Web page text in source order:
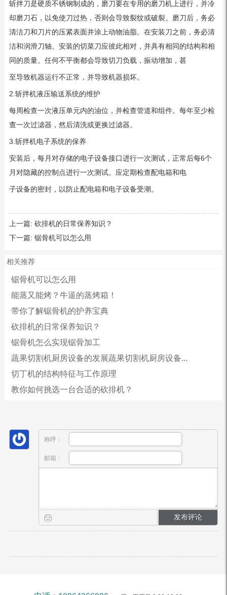
斩拌刀是硬质不锈钢制成的，磨刀要在专用的磨刀机上进行，并冷
却磨刀石，以免使刀过热，否则会导致裂纹或破裂。磨刀后，务必
清洁刀和刀片的压紧表面并涂上动物油脂。在安装刀之前，务必清
洁和润滑刀轴。安装的切菜刀应彼此相对，并具有相同的结构和相
同的质量。任何不平衡都会导致切刀负载，振动增加，甚
至导致机器运行不正常，并导致机器损坏。
2.斩拌机液压输送系统的维护
每周检查一次液压单元内的油位，并检查管道和组件。每年至少检
查一次过滤器，然后清洗或更换过滤器。
3.斩拌机电子系统的保养
安装后，每月对存储的电子设备接口进行一次测试，正常后每6个
月对隐藏的控制点进行一次测试。应定期检查配电箱和电
子设备的密封，以防止配电箱和电子设备受潮。
上一篇: 砍排机的日常保养知识？
下一篇: 锯骨机可以怎么用
相关推荐
锯骨机可以怎么用
能蒸又能烤？牛逼的蒸烤箱！
带你了解锯骨机的护养宝典
砍排机的日常保养知识？
锯骨机怎么实现锯骨加工
蔬果切割机厨房设备的发展蔬果切割机厨房设备...
切丁机的结构特征与工作原理
教你如何挑选一台合适的砍排机？
称呼：
邮箱：